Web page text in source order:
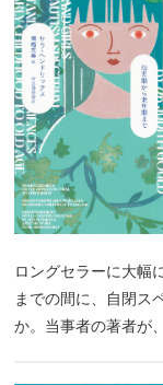
ロングセラーに大幅
までの間に、自閉ス
か。当事者の著者が